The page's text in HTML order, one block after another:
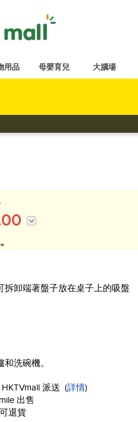
用品 母嬰育兒 大腦場
拆卸端著盤子放在桌子上的吸盤
洗碗機。
派送 (詳情)
出售
退貨